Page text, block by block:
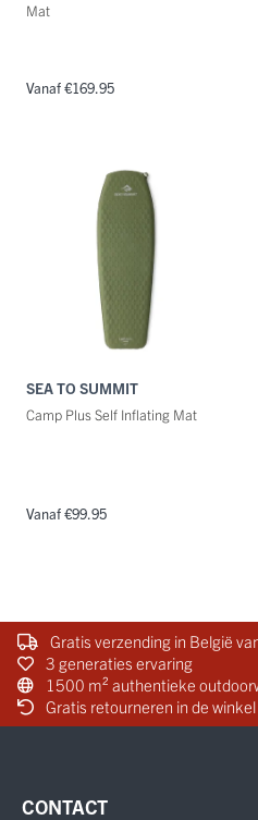
Mat
Vanaf €169.95
SEA TO SUMMIT
Camp Plus Self Inflating Mat
Vanaf €99.95
Gratis verzending in België
3 generaties ervaring
1500 m² authentieke
Gratis retourneren in de winkel
CONTACT